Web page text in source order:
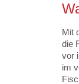
Mit
die
vor
im